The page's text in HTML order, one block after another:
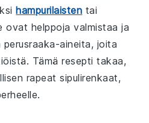
hampurilaisten tai
ovat helppoja valmistaa ja
aineita, joita
Tämä resepti takaa,
rapeat sipulirenkaat,